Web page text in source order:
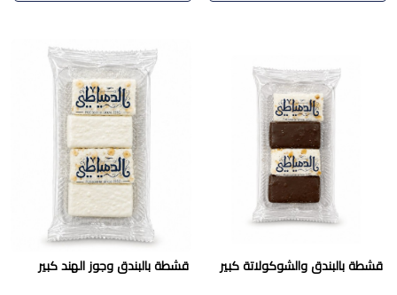
قشطة بالبندق والشوكولاتة كبير قشطة بالبندق وجوز الهند كبير